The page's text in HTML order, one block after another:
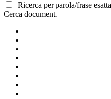
Ricerca per parola/frase esatta
Cerca documenti